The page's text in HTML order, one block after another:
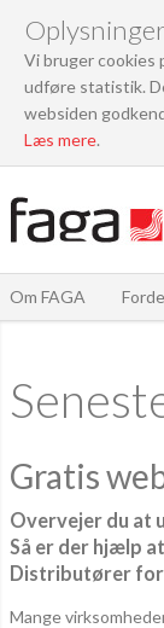
Vi bruger cookies
udføre statistik.
websiden
Læs mere.
Om FAGA
Gratis
Overvejer du at
Så er der hjælp
Distributører for
Mange